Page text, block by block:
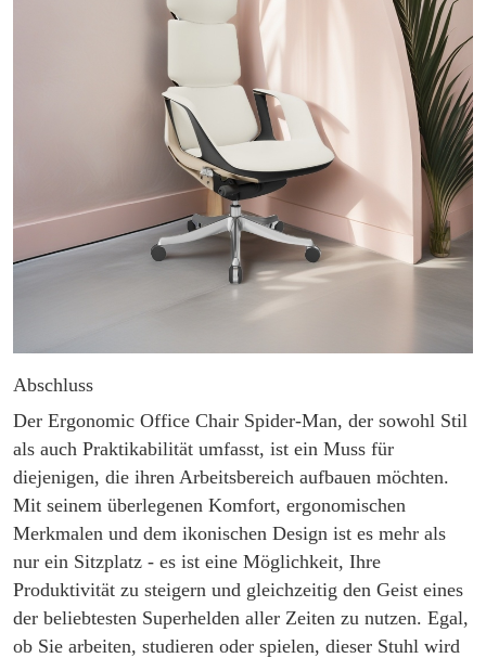
Abschluss
Der Ergonomic Office Chair Spider-Man, der sowohl Stil
als auch Praktikabilität umfasst, ist ein Muss für
diejenigen, die ihren Arbeitsbereich aufbauen möchten.
Mit seinem überlegenen Komfort, ergonomischen
Merkmalen und dem ikonischen Design ist es mehr als
nur ein Sitzplatz - es ist eine Möglichkeit, Ihre
Produktivität zu steigern und gleichzeitig den Geist eines
der beliebtesten Superhelden aller Zeiten zu nutzen. Egal,
ob Sie arbeiten, studieren oder spielen, dieser Stuhl wird